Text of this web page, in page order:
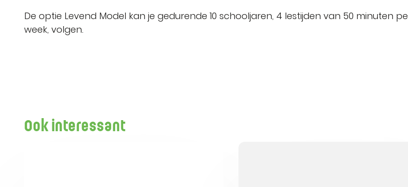
De optie Levend Model kan je gedurende 10 schooljaren, 4 lestijden van 50 minuten
week, volgen.
Ook interessant